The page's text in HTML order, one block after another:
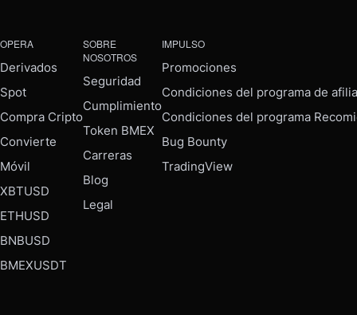
OPERA
Derivados
Spot
Compra Cripto
Convierte
Móvil
XBTUSD
ETHUSD
BNBUSD
BMEXUSDT
SOBRE
NOSOTROS
Seguridad
Cumplimiento
Token BMEX
Carreras
Blog
Legal
IMPULSO
Promociones
Condiciones del programa de
Condiciones del programa
Bug Bounty
TradingView